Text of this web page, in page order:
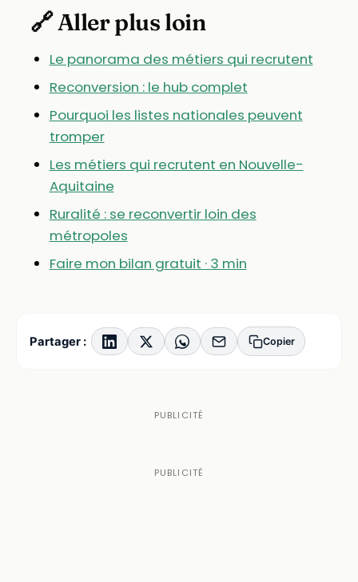
🔗 Aller plus loin
Le panorama des métiers qui recrutent
Reconversion : le hub complet
Pourquoi les listes nationales peuvent
tromper
Les métiers qui recrutent en Nouvelle-
Aquitaine
Ruralité : se reconvertir loin des
métropoles
Faire mon bilan gratuit · 3 min
Partager : Copier